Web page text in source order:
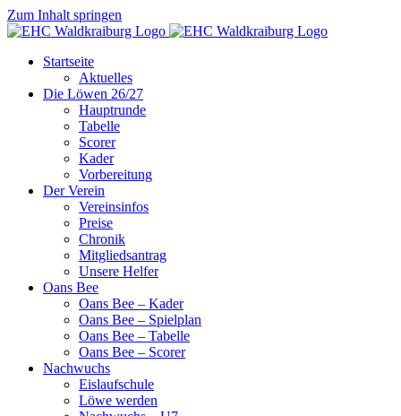
Zum Inhalt springen
Startseite
Aktuelles
Die Löwen 26/27
Hauptrunde
Tabelle
Scorer
Kader
Vorbereitung
Der Verein
Vereinsinfos
Preise
Chronik
Mitgliedsantrag
Unsere Helfer
Oans Bee
Oans Bee – Kader
Oans Bee – Spielplan
Oans Bee – Tabelle
Oans Bee – Scorer
Nachwuchs
Eislaufschule
Löwe werden